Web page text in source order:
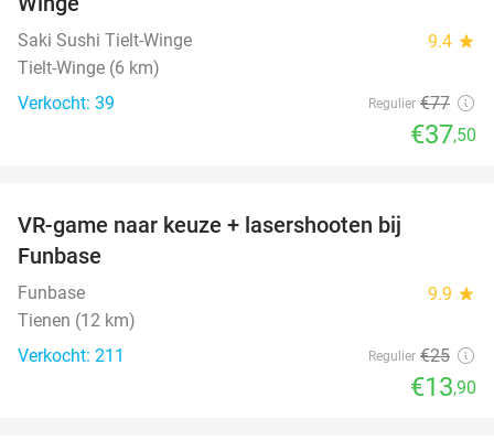
Saki Sushi Tielt-Winge 9.4 star
Tielt-Winge (6 km)
Verkocht: 39
Regulier €77
€37,50
VR-game naar keuze + lasershooten bij
Funbase
Funbase 9.9 star
Tienen (12 km)
Verkocht: 211
Regulier €25
€13,90